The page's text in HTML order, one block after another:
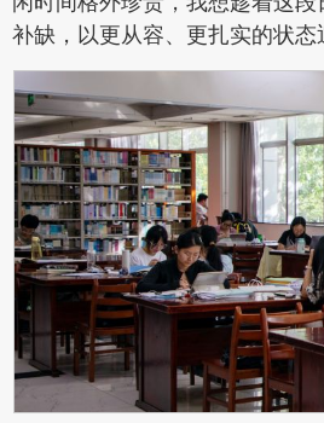
补缺，以更从容、更扎实的状态